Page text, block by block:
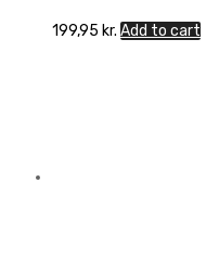
199,95 kr. Add to cart